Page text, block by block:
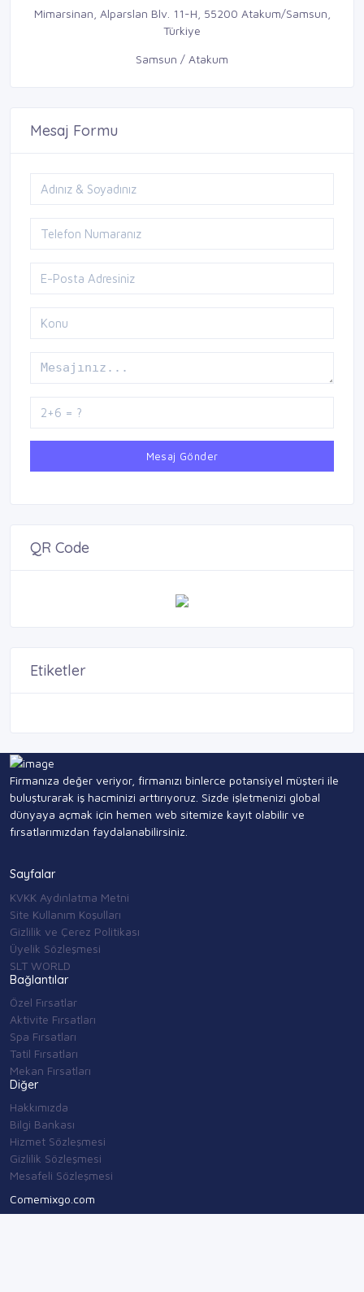
Mimarsinan, Alparslan Blv. 11-H, 55200 Atakum/Samsun,
Türkiye
Samsun / Atakum
Mesaj Formu
Mesaj Gönder
QR Code
Etiketler
Firmanıza değer veriyor, firmanızı binlerce potansiyel müşteri ile
buluşturarak iş hacminizi arttırıyoruz. Sizde işletmenizi global
dünyaya açmak için hemen web sitemize kayıt olabilir ve
fırsatlarımızdan faydalanabilirsiniz.
Sayfalar
KVKK Aydınlatma Metni
Site Kullanım Koşulları
Gizlilik ve Çerez Politikası
Üyelik Sözleşmesi
SLT WORLD
Bağlantılar
Özel Fırsatlar
Aktivite Fırsatları
Spa Fırsatları
Tatil Fırsatları
Mekan Fırsatları
Diğer
Hakkımızda
Bilgi Bankası
Hizmet Sözleşmesi
Gizlilik Sözleşmesi
Mesafeli Sözleşmesi
Comemixgo.com